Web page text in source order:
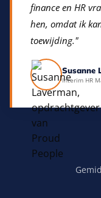
finance en HR
hen, omdat ik
toewijding."
Susanne
Interim HR